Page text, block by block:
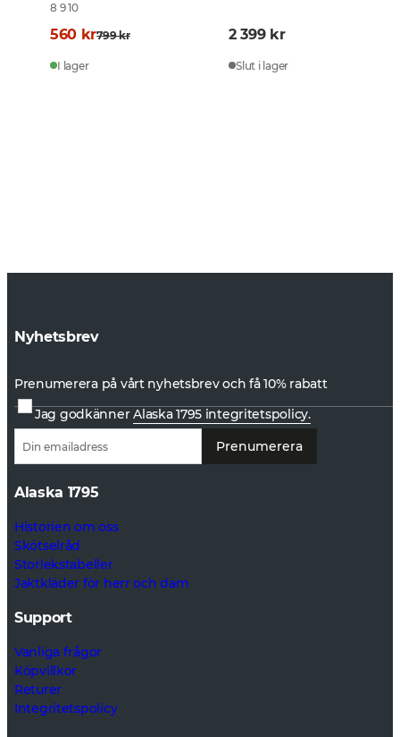
8 9 10
560 kr799 kr
I lager
2 399 kr
Slut i lager
Nyhetsbrev
Prenumerera på vårt nyhetsbrev och få 10% rabatt
Jag godkännerAlaska 1795 integritetspolicy.
Prenumerera
Alaska 1795
Historien om oss
Skötselråd
Storlekstabeller
Jaktkläder för herr och dam
Support
Vanliga frågor
Köpvillkor
Returer
Integritetspolicy